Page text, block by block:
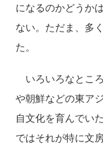
になるのかどうか
ない。ただま、多
た。
いろいろなとこ
や朝鮮などの東ア
自文化を育んでい
ではそれが特に文